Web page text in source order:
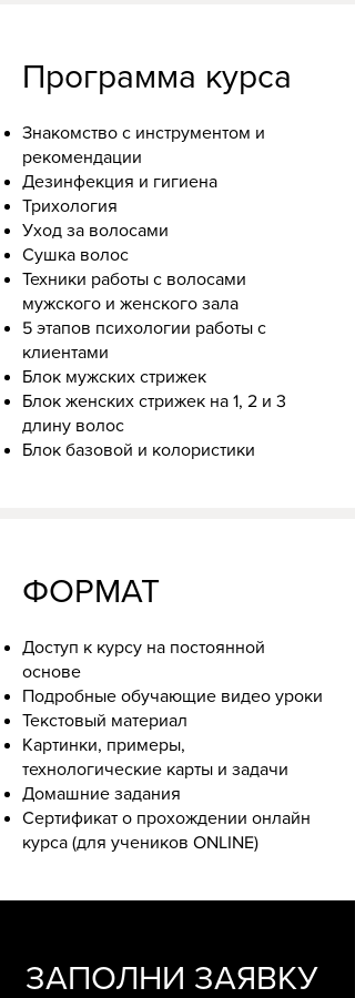
Программа курса
Знакомство с инструментом и
рекомендации
Дезинфекция и гигиена
Трихология
Уход за волосами
Сушка волос
Техники работы с волосами
мужского и женского зала
5 этапов психологии работы с
клиентами
Блок мужских стрижек
Блок женских стрижек на 1, 2 и 3
длину волос
Блок базовой и колористики
ФОРМАТ
Доступ к курсу на постоянной
основе
Подробные обучающие видео уроки
Текстовый материал
Картинки, примеры,
технологические карты и задачи
Домашние задания
Сертификат о прохождении онлайн
курса (для учеников ONLINE)
ЗАПОЛНИ ЗАЯВКУ